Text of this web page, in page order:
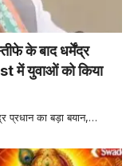
के बाद धर्मेंद्र
में युवाओं को किया
का बड़ा बयान,…